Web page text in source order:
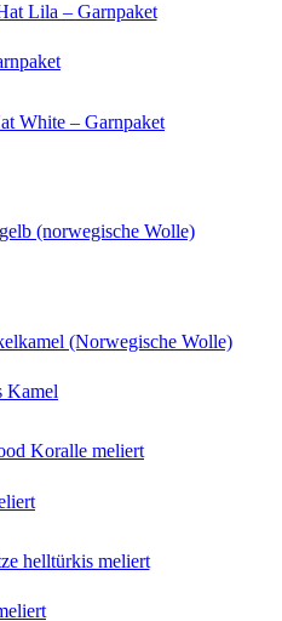
Lila – Garnpaket
White – Garnpaket
(norwegische Wolle)
(Norwegische Wolle)
Koralle meliert
helltürkis meliert